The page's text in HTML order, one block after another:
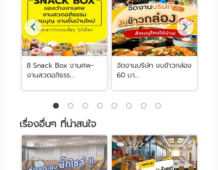
8 Snack Box งานศพ-
งานสวดอภิธรร...
จัดงานบริษัท งบข้าวกล่อง
60 บา...
เรื่องอื่นๆ ที่น่าสนใจ
13860 1922